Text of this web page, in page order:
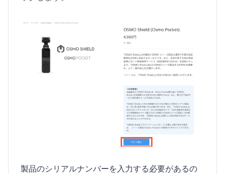
製品のシリアルナンバーを入力する必要があるの